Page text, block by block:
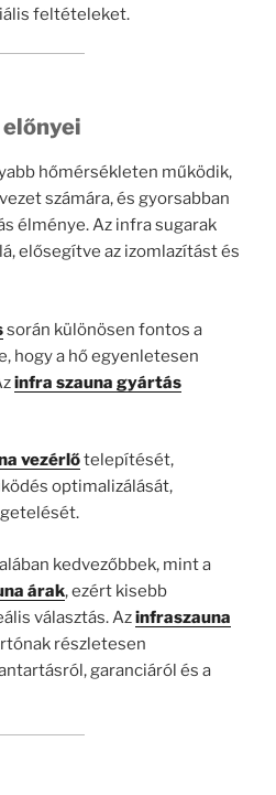
feltételeket.
hőmérsékleten működik,
számára, és gyorsabban
élménye. Az infra sugarak
elősegítve az izomlazítást és
során különösen fontos a
hogy a hő egyenletesen
infra szauna gyártás
vezérlőtelepítését,
optimalizálását,
kedvezőbbek, mint a
árak, ezért kisebb
választás. Azinfraszauna
részletesen
garanciáról és a